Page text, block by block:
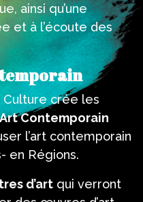
ainsi qu’une
et à l’écoute des
Culture crée les
Contemporain
l’art contemporain
en Régions.
d’art qui verront